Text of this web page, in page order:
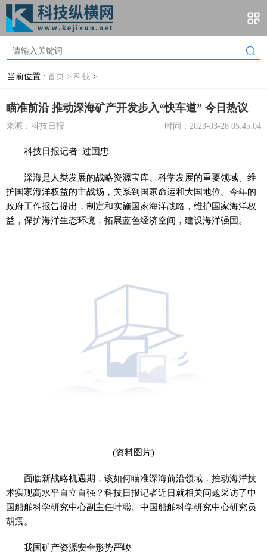
当前位置 : 首页 > 科技 >
瞄准前沿 推动深海矿产开发步入“快车道” 今日热议
来源：科技日报 时间：2023-03-28 05:45:04
科技日报记者 过国忠
深海是人类发展的战略资源宝库、科学发展的重要领域、维
护国家海洋权益的主战场，关系到国家命运和大国地位。今年的
政府工作报告提出，制定和实施国家海洋战略，维护国家海洋权
益，保护海洋生态环境，拓展蓝色经济空间，建设海洋强国。
(资料图片)
面临新战略机遇期，该如何瞄准深海前沿领域，推动海洋技
术实现高水平自立自强？科技日报记者近日就相关问题采访了中
国船舶科学研究中心副主任叶聪、中国船舶科学研究中心研究员
胡震。
我国矿产资源安全形势严峻